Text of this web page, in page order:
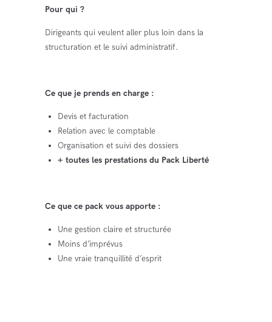
Pour qui ?
Dirigeants qui veulent aller plus loin dans la
structuration et le suivi administratif.
Ce que je prends en charge :
Devis et facturation
Relation avec le comptable
Organisation et suivi des dossiers
+ toutes les prestations du Pack Liberté
Ce que ce pack vous apporte :
Une gestion claire et structurée
Moins d’imprévus
Une vraie tranquillité d’esprit